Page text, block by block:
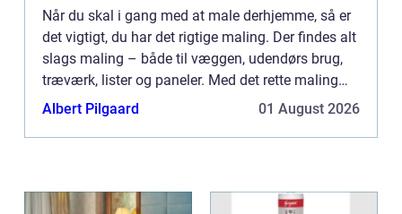
Når du skal i gang med at male derhjemme, så er
det vigtigt, du har det rigtige maling. Der findes alt
slags maling – både til væggen, udendørs brug,
træværk, lister og paneler. Med det rette maling
er...
Albert Pilgaard 01 August 2026